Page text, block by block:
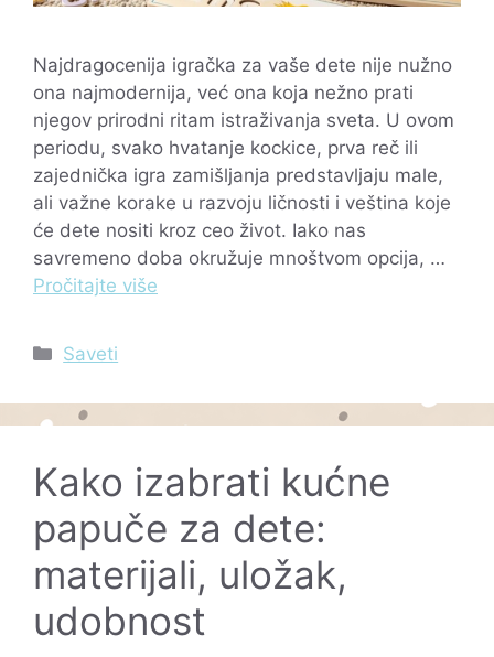
Najdragocenija igračka za vaše dete nije nužno
ona najmodernija, već ona koja nežno prati
njegov prirodni ritam istraživanja sveta. U ovom
periodu, svako hvatanje kockice, prva reč ili
zajednička igra zamišljanja predstavljaju male,
ali važne korake u razvoju ličnosti i veština koje
će dete nositi kroz ceo život. Iako nas
savremeno doba okružuje mnoštvom opcija, …
Pročitajte više
Categories
Saveti
Kako izabrati kućne
papuče za dete:
materijali, uložak,
udobnost